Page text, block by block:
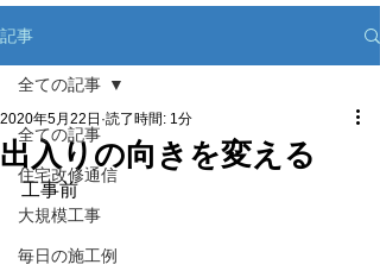
記事
全ての記事
住宅改修通信
大規模工事
毎日の施工例
全ての記事
出入りの向きを変える
2020年5月22日 読了時間: 1分
工事前